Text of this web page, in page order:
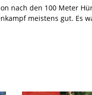
nach den 100 Meter
meistens gut. Es